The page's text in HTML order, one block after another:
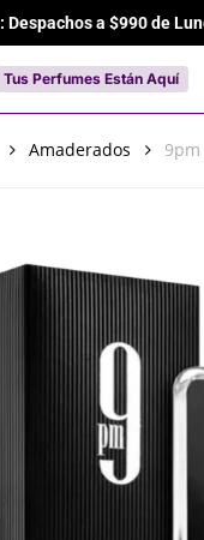
Despachos a $990 de
Tus Perfumes Están Aquí
Amaderados